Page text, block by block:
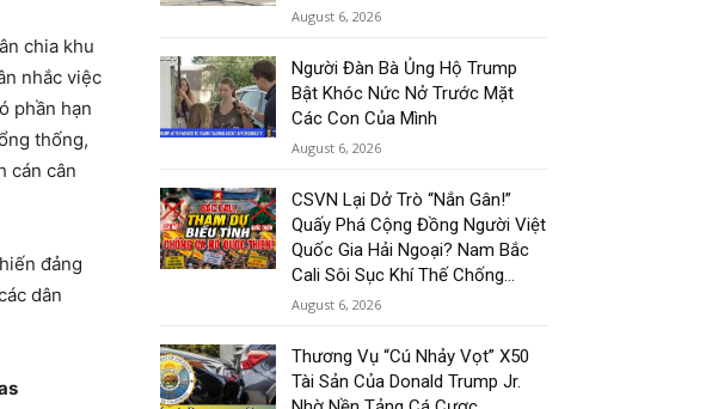
chia khu
nhắc việc
phần hạn
thống,
cán cân
đảng
dân
August 6, 2026
Người Đàn Bà Ủng Hộ Trump
Bật Khóc Nức Nở Trước Mặt
Các Con Của Mình
August 6, 2026
CSVN Lại Dở Trò “Nắn Gân!”
Quấy Phá Cộng Đồng Người Việt
Quốc Gia Hải Ngoại? Nam Bắc
Cali Sôi Sục Khí Thế Chống...
August 6, 2026
Thương Vụ “Cú Nhảy Vọt” X50
Tài Sản Của Donald Trump Jr.